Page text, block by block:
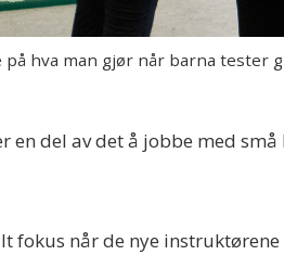
på hva man gjør når barna
en del av det å jobbe med
fokus når de nye